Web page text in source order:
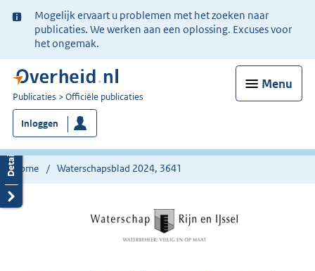
Ter
informatie:
Mogelijk ervaart u problemen met het zoeken naar
publicaties. We werken aan een oplossing. Excuses voor
het ongemak.
Menu
U
bent
nu
hier:
Publicaties Officiële publicaties
Inloggen
Home Waterschapsblad 2024, 3641